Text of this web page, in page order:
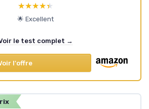
★★★★★
★★★★★
🌟 Excellent
le test complet →
l'offre